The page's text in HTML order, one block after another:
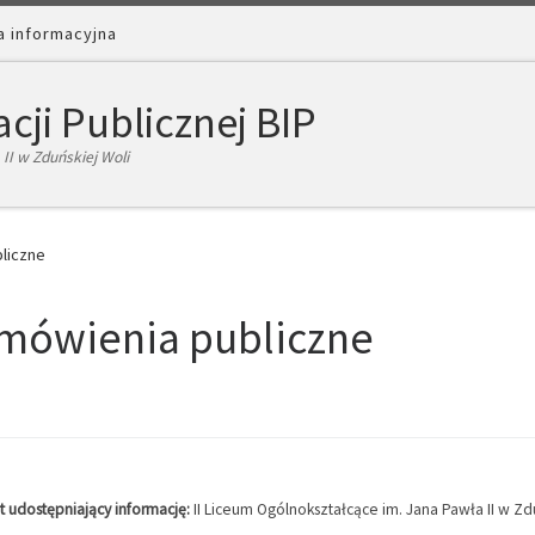
informacyjna
Publicznej BIP
II w Zduńskiej Woli
publiczne
udostępniający informację:II Liceum Ogólnokształcące im. Jana Pawła II w